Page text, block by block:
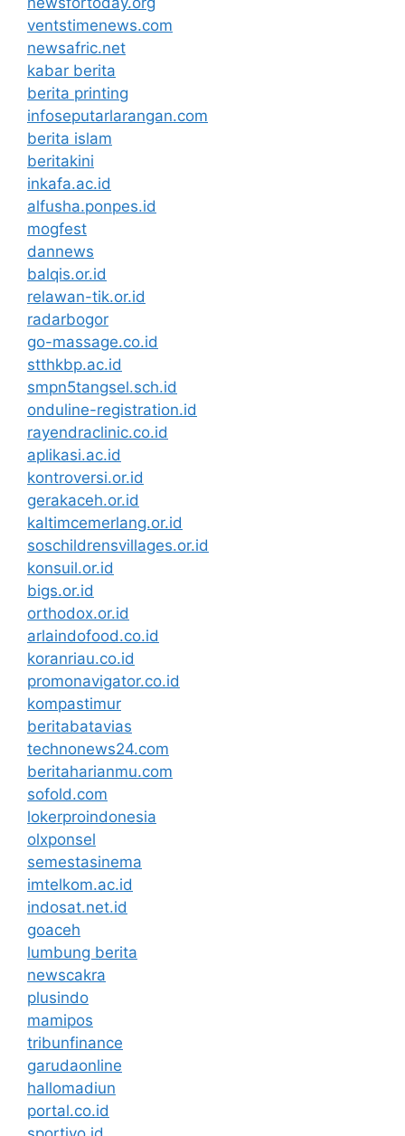
ventstimenews.com
newsafric.net
kabar berita
berita printing
infoseputarlarangan.com
berita islam
beritakini
inkafa.ac.id
alfusha.ponpes.id
mogfest
dannews
balqis.or.id
relawan-tik.or.id
radarbogor
go-massage.co.id
stthkbp.ac.id
smpn5tangsel.sch.id
onduline-registration.id
rayendraclinic.co.id
aplikasi.ac.id
kontroversi.or.id
gerakaceh.or.id
kaltimcemerlang.or.id
soschildrensvillages.or.id
konsuil.or.id
bigs.or.id
orthodox.or.id
arlaindofood.co.id
koranriau.co.id
promonavigator.co.id
kompastimur
beritabatavias
technonews24.com
beritaharianmu.com
sofold.com
lokerproindonesia
olxponsel
semestasinema
imtelkom.ac.id
indosat.net.id
goaceh
lumbung berita
newscakra
plusindo
mamipos
tribunfinance
garudaonline
hallomadiun
portal.co.id